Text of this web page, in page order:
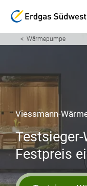
Wärmepumpe
Viessmann-
Festpreis